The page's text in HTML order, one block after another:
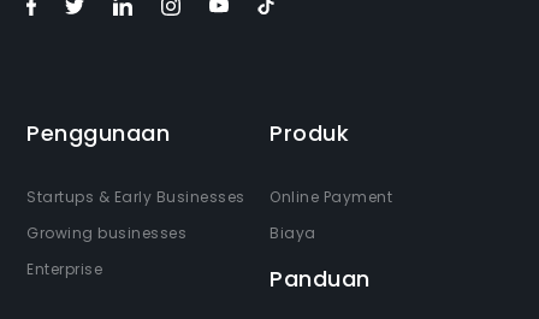
Penggunaan
Startups & Early Businesses
Growing businesses
Enterprise
Produk
Online Payment
Biaya
Panduan